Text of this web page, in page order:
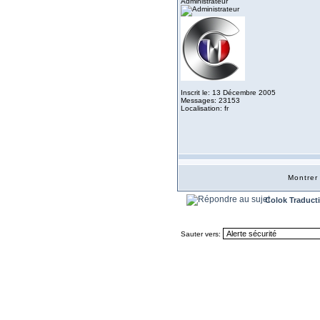
Inscrit le: 13 Décembre 2005
Messages: 23153
Localisation: fr
Colok
Sauter vers: